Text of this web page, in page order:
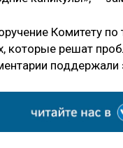
Комитету по
которые решат
поддержали